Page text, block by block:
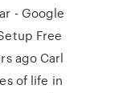
- Google
Free
ago Carl
of life in